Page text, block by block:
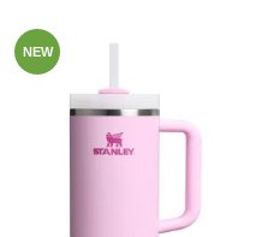
NEW